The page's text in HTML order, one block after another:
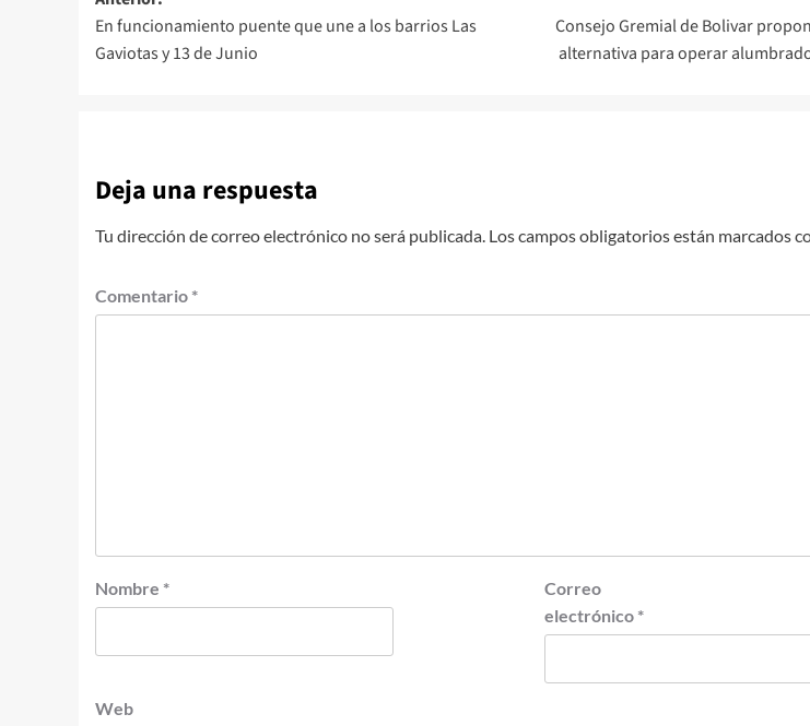
de
entradas
En funcionamiento puente que une a los barrios Las
Gaviotas y 13 de Junio
Consejo Gremial de Bolivar
alternativa para operar
Deja una respuesta
Tu dirección de correo electrónico no será publicada. Los campos obligatorios están marcados
Comentario *
Nombre *
Correo
electrónico *
Web